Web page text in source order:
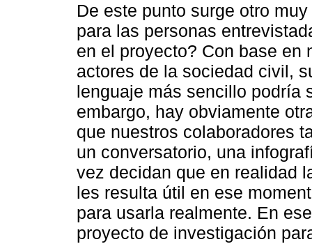
De este punto surge otro
para las personas
en el proyecto? Con base en
actores de la sociedad civil,
lenguaje más sencillo podría
embargo, hay obviamente
que nuestros colaboradores
un conversatorio, una
vez decidan que en realidad
les resulta útil en ese
para usarla realmente. En
proyecto de investigación